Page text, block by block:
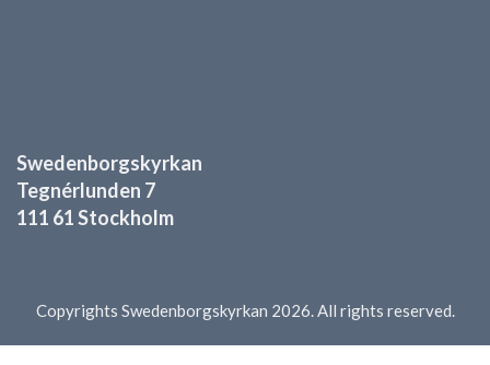
Swedenborgskyrkan
Tegnérlunden 7
111 61 Stockholm
Copyrights Swedenborgskyrkan 2026. All rights reserved.